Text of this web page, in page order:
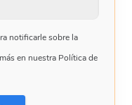
notificarle sobre la
en nuestra Política de